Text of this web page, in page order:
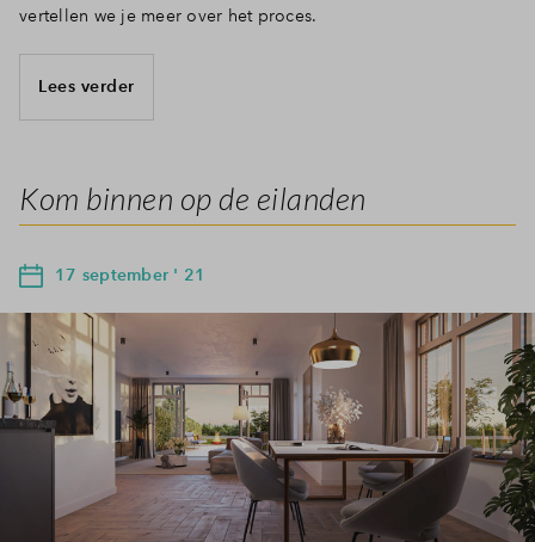
vertellen we je meer over het proces.
Lees verder
Kom binnen op de eilanden
17 september ' 21